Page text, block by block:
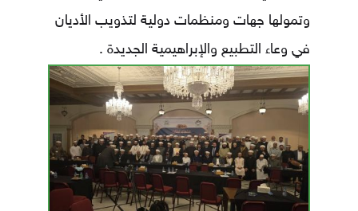
وتمولها جهات ومنظمات دولية لتذويب الأديان
في وعاء التطبيع والإبراهيمية الجديدة .